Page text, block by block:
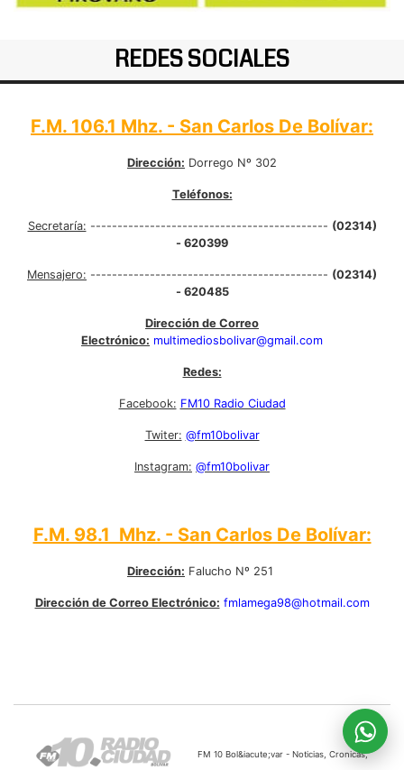
REDES SOCIALES
F.M. 106.1 Mhz. - San Carlos De Bolívar:
Dirección: Dorrego Nº 302
Teléfonos:
Secretaría: -------------------------------------------- (02314)
- 620399
Mensajero: -------------------------------------------- (02314)
- 620485
Dirección de Correo
Electrónico: multimediosbolivar@gmail.com
Redes:
Facebook: FM10 Radio Ciudad
Twiter: @fm10bolivar
Instagram: @fm10bolivar
F.M. 98.1 Mhz. - San Carlos De Bolívar:
Dirección: Falucho Nº 251
Dirección de Correo Electrónico: fmlamega98@hotmail.com
FM 10 Bol&iacute;var - Noticias, Cronicas,